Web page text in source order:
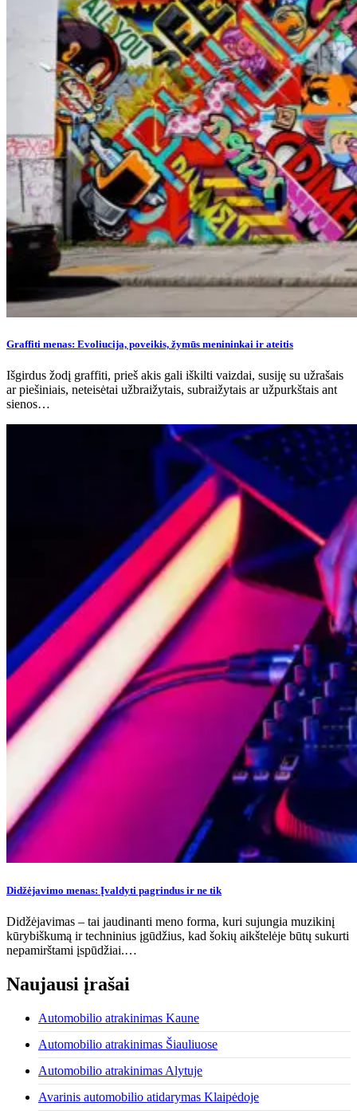
Graffiti menas: Evoliucija, poveikis, žymūs menininkai ir ateitis
Išgirdus žodį graffiti, prieš akis gali iškilti vaizdai, susiję su užrašais
ar piešiniais, neteisėtai užbraižytais, subraižytais ar užpurkštais ant
sienos…
Didžėjavimo menas: Įvaldyti pagrindus ir ne tik
Didžėjavimas – tai jaudinanti meno forma, kuri sujungia muzikinį
kūrybiškumą ir techninius įgūdžius, kad šokių aikštelėje būtų sukurti
nepamirštami įspūdžiai.…
Naujausi įrašai
Automobilio atrakinimas Kaune
Automobilio atrakinimas Šiauliuose
Automobilio atrakinimas Alytuje
Avarinis automobilio atidarymas Klaipėdoje